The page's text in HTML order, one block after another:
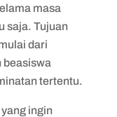
masa
saja. Tujuan
dari
beasiswa
tertentu.
ingin